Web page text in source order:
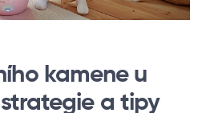
kamene u
a tipy